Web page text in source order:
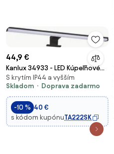
44,9 €
Kanlux 34933 - LED Kúpeľňové
osvetlenie zrkadla ASTIM
LED/12W/230V IP44 čierna
S krytím IP44 a vyšším
Skladom
Doprava zadarmo
-10 % 40 €
s kódom kupónuTA222SK